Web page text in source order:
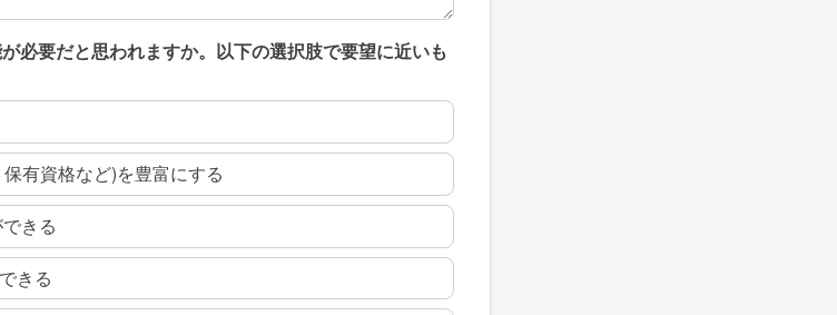
必要だと思われますか。以下の選択肢で要望に近いも
有資格など)を豊富にする
きる
きる